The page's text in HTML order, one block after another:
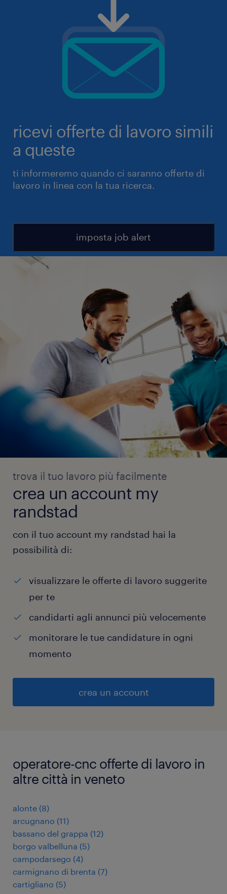
ricevi offerte di lavoro simili
a queste
ti informeremo quando ci saranno offerte di
lavoro in linea con la tua ricerca.
imposta job alert
trova il tuo lavoro più facilmente
crea un account my
randstad
con il tuo account my randstad hai la
possibilità di:
visualizzare le offerte di lavoro suggerite
per te
candidarti agli annunci più velocemente
monitorare le tue candidature in ogni
momento
crea un account
operatore-cnc offerte di lavoro in
altre città in veneto
alonte (8)
arcugnano (11)
bassano del grappa (12)
borgo valbelluna (5)
campodarsego (4)
carmignano di brenta (7)
cartigliano (5)